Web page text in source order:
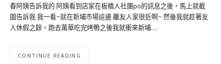
春阿姨告訴我的 阿姨看到店家在板橋人社團po的訊息之後，馬上就截
圖告訴我 我一看~就在新埔市場這邊 離友人家很近啊~ 然後我就趁著友
人休假之餘，跑去萬華吃完烤鴨之後我就衝來新埔…
CONTINUE READING